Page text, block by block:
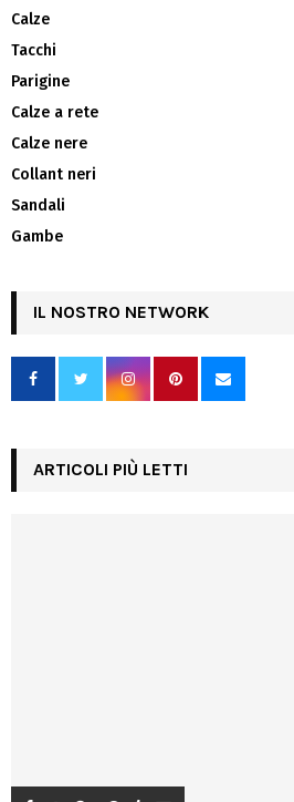
Calze
Tacchi
Parigine
Calze a rete
Calze nere
Collant neri
Sandali
Gambe
IL NOSTRO NETWORK
ARTICOLI PIÙ LETTI